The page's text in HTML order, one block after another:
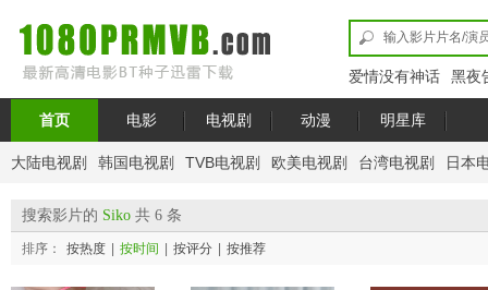
爱情没有神话 黑夜
首页 电影 电视剧 动漫 明星库
大陆电视剧 韩国电视剧 TVB电视剧 欧美电视剧 台湾电视剧 日本
搜索影片的 Siko 共 6 条
排序： 按热度 按时间 按评分 按推荐